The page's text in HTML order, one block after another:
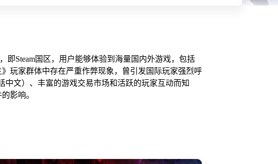
即Steam国区，用户能够体验到海量国内外游戏，包括
玩家群体中存在严重作弊现象，曾引发国际玩家强烈呼
中文）、丰富的游戏交易市场和活跃的玩家互动而知
影响。